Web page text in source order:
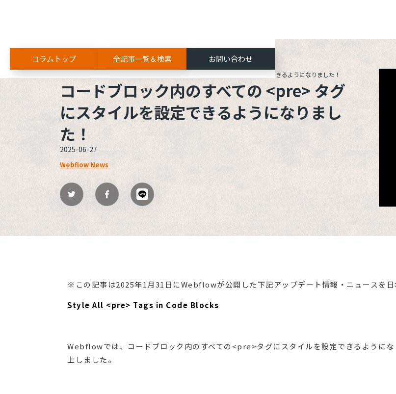
コラムトップ 全記事一覧＆検索 お問い合わせ
コードブロック内のすべての <pre> タグにスタイルを設定できるようになりました！
コードブロック内のすべての <pre> タグ
にスタイルを設定できるようになりまし
た！
2025-06-27
Webflow News
※この記事は2025年1月31日にWebflowが公開した下記アップデート情報・ニュースを日
Style All <pre> Tags in Code Blocks
Webflowでは、コードブロック内のすべての<pre>タグにスタイルを設定できるように
上しました。